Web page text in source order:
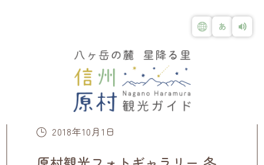
2018年10月1日